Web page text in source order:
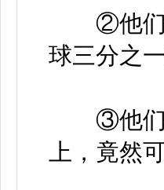
②他们没
球三分之
③他们有
上，竟然